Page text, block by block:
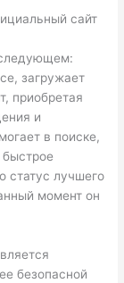
сайт
загружает
приобретая
и
в поиске,
статус лучшего
момент он
безопасной